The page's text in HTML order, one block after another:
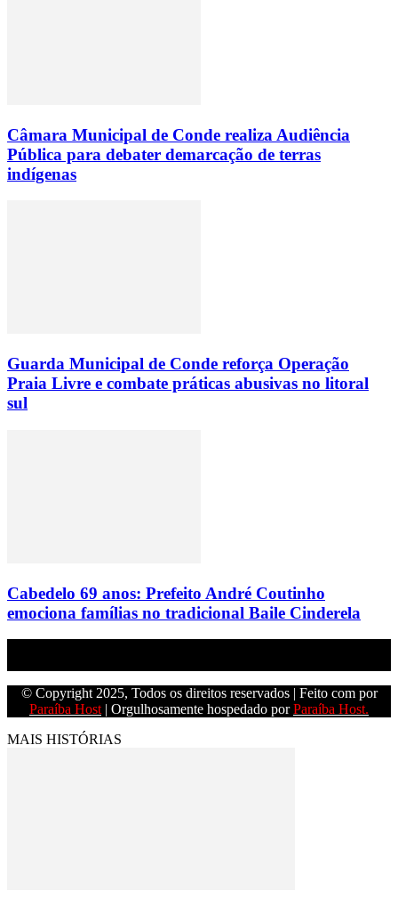
Câmara Municipal de Conde realiza Audiência
Pública para debater demarcação de terras
indígenas
Guarda Municipal de Conde reforça Operação
Praia Livre e combate práticas abusivas no litoral
sul
Cabedelo 69 anos: Prefeito André Coutinho
emociona famílias no tradicional Baile Cinderela
© Copyright 2025, Todos os direitos reservados | Feito com por
Paraíba Host | Orgulhosamente hospedado porParaíba Host.
MAIS HISTÓRIAS